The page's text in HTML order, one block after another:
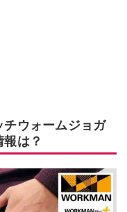
チウォームジョガ
は？